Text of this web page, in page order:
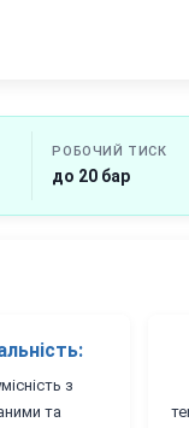
РОБОЧИЙ ТИСК
до 20 бар
з
та